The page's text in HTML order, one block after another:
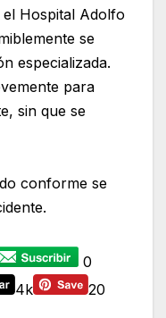
Hospital Adolfo
se
especializada.
para
sin que se
conforme se
0
4k
20